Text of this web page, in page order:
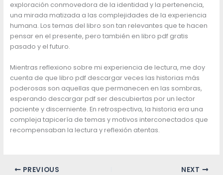
exploración conmovedora de la identidad y la pertenencia,
una mirada matizada a las complejidades de la experiencia
humana. Los temas del libro son tan relevantes que te hacen
pensar en el presente, pero también en libro pdf gratis
pasado y el futuro.
Mientras reflexiono sobre mi experiencia de lectura, me doy
cuenta de que libro pdf descargar veces las historias más
poderosas son aquellas que permanecen en las sombras,
esperando descargar pdf ser descubiertas por un lector
paciente y discerniente. En retrospectiva, la historia era una
compleja tapicería de temas y motivos interconectados que
recompensaban la lectura y reflexión atentas.
PREVIOUS NEXT